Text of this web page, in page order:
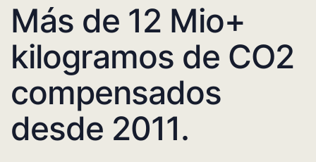
Más de 12 Mio+
kilogramos de CO2
compensados
desde 2011.